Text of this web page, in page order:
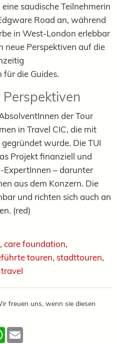
saudische Teilnehmerin
Road an, während
in West-London erlebbar
neue Perspektiven auf die
die Guides.
der Tour
in Travel CIC, die mit
wurde. Die TUI
Projekt finanziell und
ExpertInnen – darunter
aus dem Konzern. Die
und richten sich auch an
(red)
, care foundation,
touren, stadttouren,
freuen uns, wenn sie diesen
WhatsApp